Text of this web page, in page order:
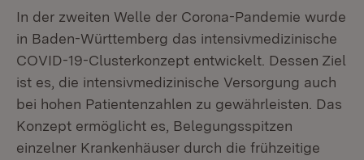
In der zweiten Welle der Corona-Pandemie wurde
in Baden-Württemberg das intensivmedizinische
COVID-19-Clusterkonzept entwickelt. Dessen Ziel
ist es, die intensivmedizinische Versorgung auch
bei hohen Patientenzahlen zu gewährleisten. Das
Konzept ermöglicht es, Belegungsspitzen
einzelner Krankenhäuser durch die frühzeitige